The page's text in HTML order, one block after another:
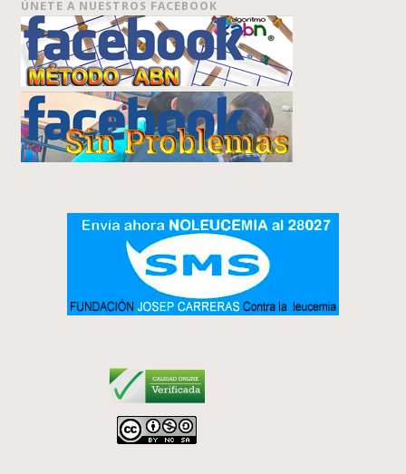
ÚNETE A NUESTROS FACEBOOK